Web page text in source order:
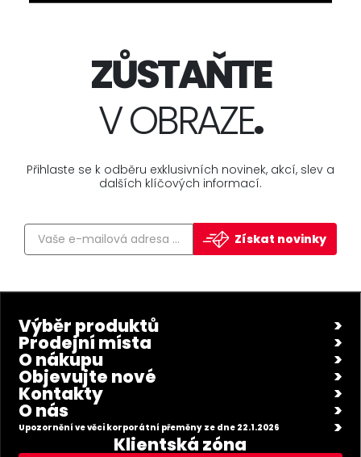
ZŮSTAŇTE
V OBRAZE.
Přihlaste se k odběru exklusivních novinek, akcí, slev a
dalších klíčových informací.
Získat novinky
Výběr produktů
Prodejní místa
O nákupu
Objevujte nové
Kontakty
O nás
Upozornění ve věci korporátní přeměny ze dne 22.1.2026
Klientská zóna